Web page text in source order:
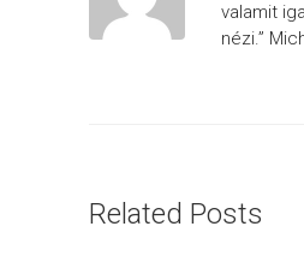
valamit
nézi.”
Related Posts